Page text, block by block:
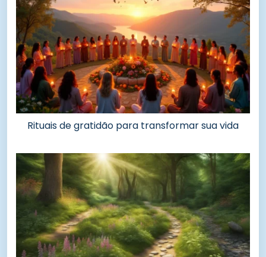
Rituais de gratidão para transformar sua vida